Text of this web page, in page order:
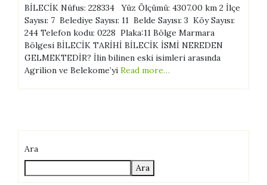
BİLECİK Nüfus: 228334 Yüz Ölçümü: 4307.00 km 2 İlçe
Sayısı: 7 Belediye Sayısı: 11 Belde Sayısı: 3 Köy Sayısı:
244 Telefon kodu: 0228 Plaka:11 Bölge Marmara
Bölgesi BİLECİK TARİHİ BİLECİK İSMİ NEREDEN
GELMEKTEDİR? İlin bilinen eski isimleri arasında
Agrilion ve Belekome’yi Read more…
Ara
Ara